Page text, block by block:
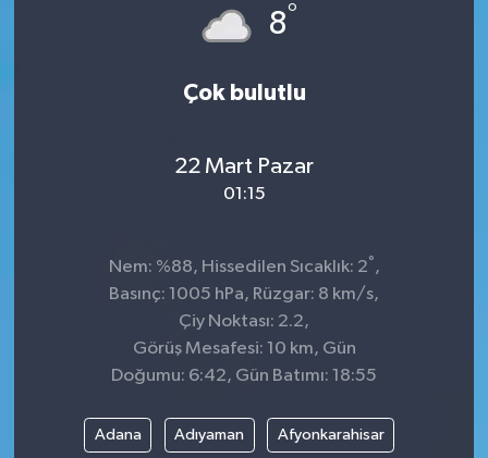
8°
Çok bulutlu
22 Mart Pazar
01:15
Nem: %88, Hissedilen Sıcaklık: 2° ,
Basınç: 1005 hPa, Rüzgar: 8 km/s,
Çiy Noktası: 2.2,
Görüş Mesafesi: 10 km, Gün
Doğumu: 6:42, Gün Batımı: 18:55
Adana Adıyaman Afyonkarahisar